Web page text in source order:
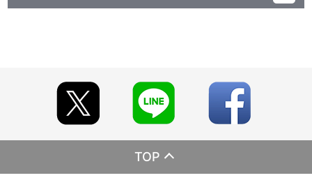
■商品について
※本商品は、ナナイロストア受注限定商品となります。店舗等での
販売予定はございません。
※製造可能上限数に達した場合、早期受注終了となる可能性がござ
います。予めご了承ください。
※『めちゃでかきらどるぬいぐるみ～アイナナパレード～ 』以外の
商品との合わせ買いは出来ません。
TOP